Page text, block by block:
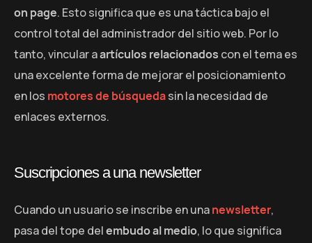
on page. Esto significa que es una táctica bajo el
control total del administrador del sitio web. Por lo
tanto, vincular aartículos relacionados con el tema es
una excelente forma de mejorar el posicionamiento
en los motores de búsquedasin la necesidad de
enlaces externos.
Suscripciones a una newsletter
Cuando un usuario se inscribe en unanewsletter,
pasa del tope delembudo al medio, lo que significa